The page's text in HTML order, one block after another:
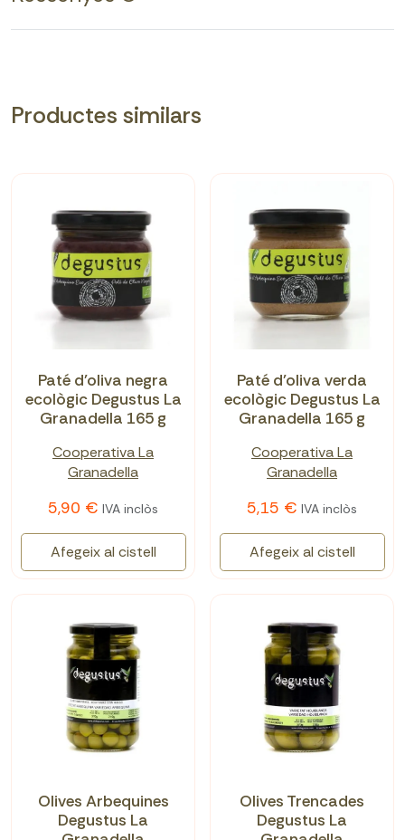
Productes similars
Paté d'oliva negra
ecològic Degustus La
Granadella 165 g
Cooperativa La
Granadella
5,90 € IVA inclòs
Afegeix al cistell
Paté d'oliva verda
ecològic Degustus La
Granadella 165 g
Cooperativa La
Granadella
5,15 € IVA inclòs
Afegeix al cistell
Olives Arbequines
Degustus La
Olives Trencades
Degustus La